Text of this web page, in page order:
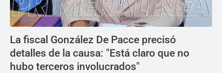
La fiscal González De Pacce precisó
detalles de la causa: "Está claro que no
hubo terceros involucrados"